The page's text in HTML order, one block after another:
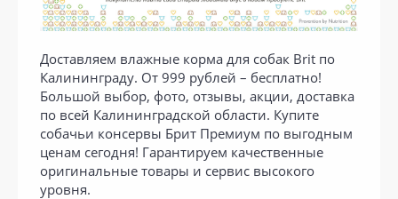
Доставляем влажные корма для собак Brit по
Калининграду. От 999 рублей – бесплатно!
Большой выбор, фото, отзывы, акции, доставка
по всей Калининградской области. Купите
собачьи консервы Брит Премиум по выгодным
ценам сегодня! Гарантируем качественные
оригинальные товары и сервис высокого
уровня.